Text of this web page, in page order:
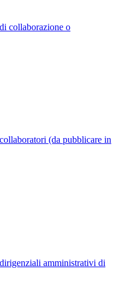
collaborazione o
(da pubblicare in
amministrativi di